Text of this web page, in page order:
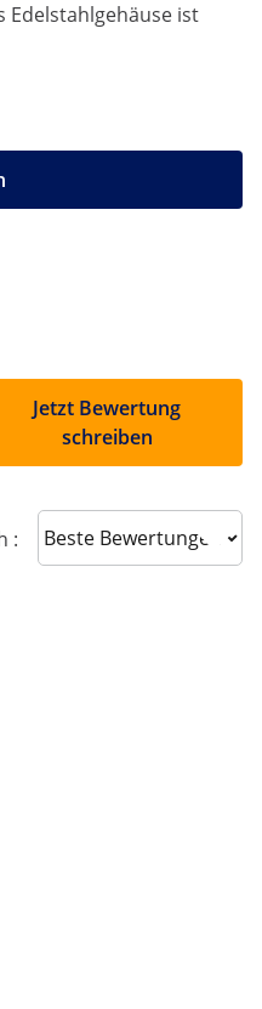
Edelstahlgehäuse ist
Jetzt Bewertung
schreiben
: Sort reviews